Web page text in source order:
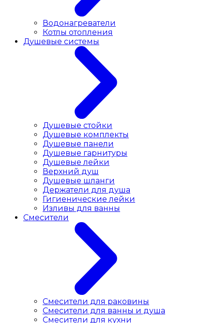
Водонагреватели
Котлы отопления
Душевые системы
Душевые стойки
Душевые комплекты
Душевые панели
Душевые гарнитуры
Душевые лейки
Верхний душ
Душевые шланги
Держатели для душа
Гигиенические лейки
Изливы для ванны
Смесители
Смесители для раковины
Cмесители для ванны и душа
Смесители для кухни